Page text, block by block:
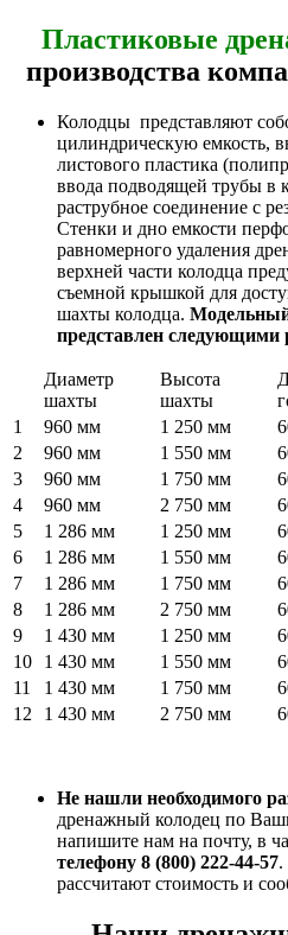
Пластиковые
производства
Колодцы представляют
цилиндрическую емкость,
листового пластика
ввода подводящей трубы в
раструбное соединение с
Стенки и дно емкости
равномерного удаления
верхней части колодца
съемной крышкой для
шахты колодца.
представлен следующими
Диаметр
шахты
Высота
шахты
1
960 мм 1 250 мм
2
960 мм 1 550 мм
3
960 мм 1 750 мм
4
960 мм 2 750 мм
5
1 286 мм 1 250 мм
6
1 286 мм 1 550 мм
7
1 286 мм 1 750 мм
8
1 286 мм 2 750 мм
9
1 430 мм 1 250 мм
10
1 430 мм 1 550 мм
11
1 430 мм 1 750 мм
12
1 430 мм 2 750 мм
Не нашли необходимого
дренажный колодец по
напишите нам на почту, в
телефону 8 (800) 222-44-57.
рассчитают стоимость и